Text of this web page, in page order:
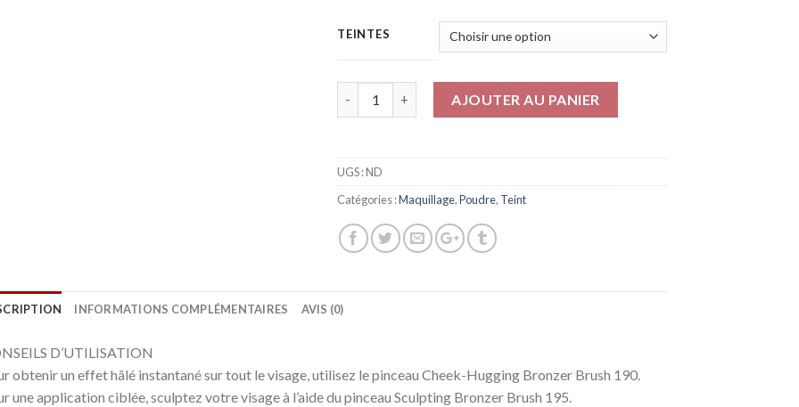
TEINTES
AJOUTER AU PANIER
UGS :ND
Catégories :Maquillage,Poudre, Teint
INFORMATIONS COMPLÉMENTAIRES AVIS (0)
D’UTILISATION
obtenir un effet hâlé instantané sur tout le visage, utilisez le pinceau Cheek-Hugging Bronzer Brush 190.
une application ciblée, sculptez votre visage à l’aide du pinceau Sculpting Bronzer Brush 195.